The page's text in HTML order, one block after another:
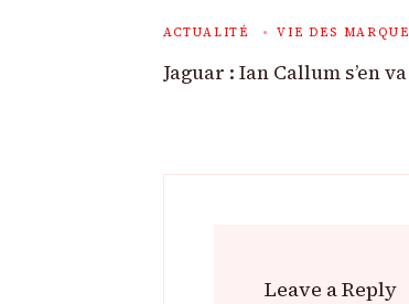
ACTUALITÉ VIE DES
Jaguar : Ian Callum s’en va
Leave a Reply